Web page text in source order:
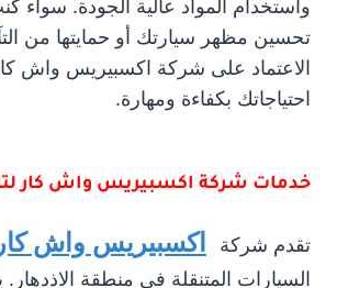
واستخدام المواد عالية الجودة.
تحسين مظهر سيارتك أو حمايتها من
الاعتماد على شركة اكسبيريس واش كار
احتياجاتك بكفاءة ومهارة.
خدمات شركة اكسبيريس واش كار
تقدم شركة اكسبيريس واش كار
السيارات المتنقلة في منطقة